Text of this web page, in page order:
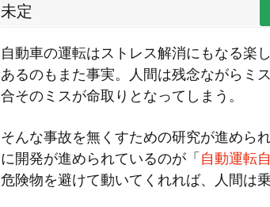
未定
自動車の運転はストレス解消にもなる楽
あるのもまた事実。人間は残念ながらミ
合そのミスが命取りとなってしまう。
そんな事故を無くすための研究が進めら
に開発が進められているのが「自動運転
危険物を避けて動いてくれれば、人間は